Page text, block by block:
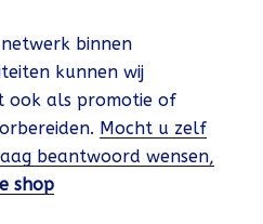
binnen
kunnen wij
ook als promotie of
Mocht u zelf
beantwoord wensen,
shop